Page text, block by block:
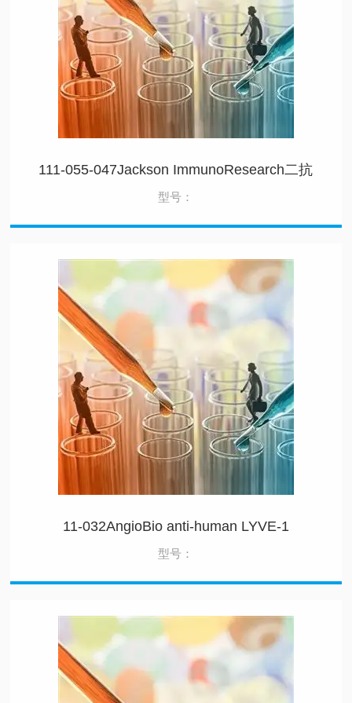
111-055-047Jackson ImmunoResearch二抗
型号：
11-032AngioBio anti-human LYVE-1
型号：